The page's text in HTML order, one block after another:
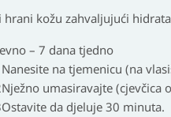
hrani kožu zahvaljujući
– 7 dana tjedno
Nanesite na tjemenicu (na
Nježno umasiravajte (cjevčica
Ostavite da djeluje 30 minuta.